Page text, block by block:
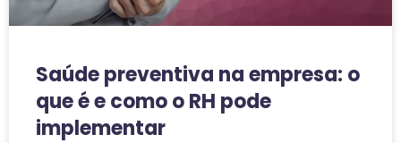
Saúde preventiva na empresa: o
que é e como o RH pode
implementar